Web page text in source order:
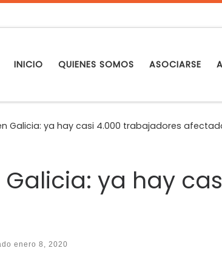
INICIO QUIENES SOMOS ASOCIARSE
Galicia: ya hay casi 4.000 trabajadores
Galicia: ya hay
enero 8, 2020